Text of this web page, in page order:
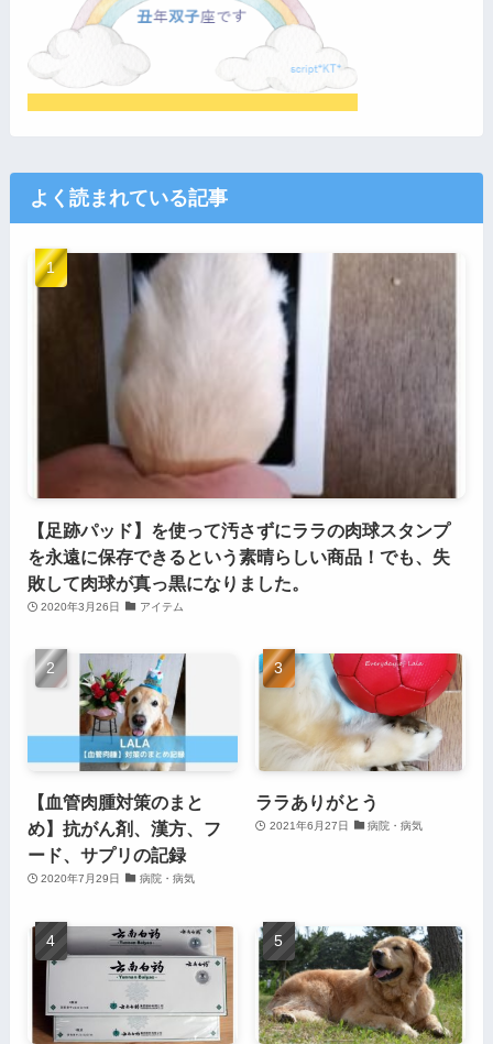
よく読まれている記事
【足跡パッド】を使って汚さずにララの肉球スタンプ
を永遠に保存できるという素晴らしい商品！でも、失
敗して肉球が真っ黒になりました。
2020年3月26日 アイテム
【血管肉腫対策のまと
め】抗がん剤、漢方、フ
ード、サプリの記録
2020年7月29日 病院・病気
ララありがとう
2021年6月27日 病院・病気